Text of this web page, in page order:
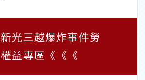
光三越爆炸事件勞
益專區《《《